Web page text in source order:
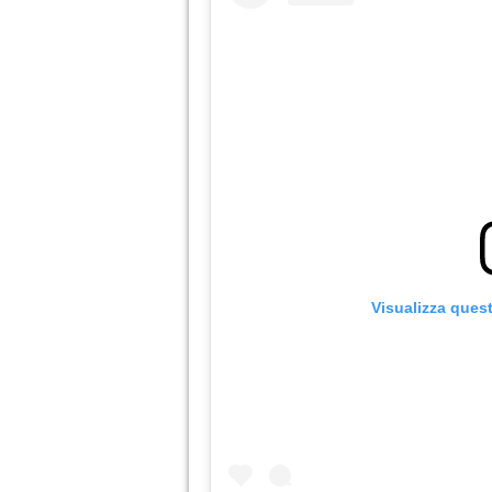
Visualizza